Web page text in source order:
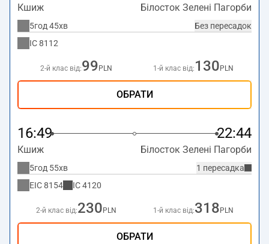
Кшиж Білосток Зелені Пагорби
Без пересадок
5год 45хв
IC8112
2-й клас від:99 PLN 1-й клас від: 130 PLN
ОБРАТИ
16:49 22:44
Кшиж Білосток Зелені Пагорби
1 пересадка
5год 55хв
EIC8154 IC4120
2-й клас від:230 PLN 1-й клас від:318 PLN
ОБРАТИ